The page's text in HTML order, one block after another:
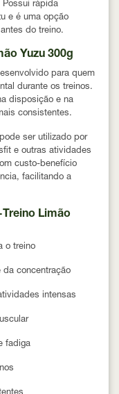
Possui rápida
e é uma opção
do treino.
Yuzu 300g
para quem
durante os treinos.
disposição e na
consistentes.
ser utilizado por
e outras atividades
custo-benefício
facilitando a
Limão
o treino
da concentração
intensas
fadiga